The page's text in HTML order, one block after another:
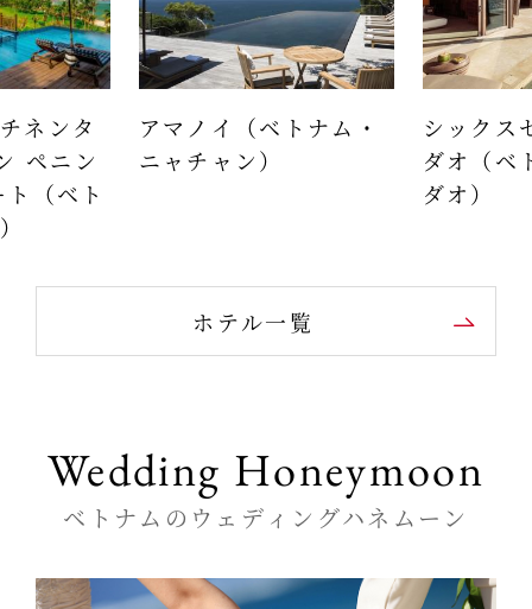
ネンタ
ペニン
（ベト
アマノイ（ベトナム・
ニャチャン）
シックス
ダオ（ベ
ダオ）
ホテル一覧
Wedding Honeymoon
ベトナムのウェディングハネムーン